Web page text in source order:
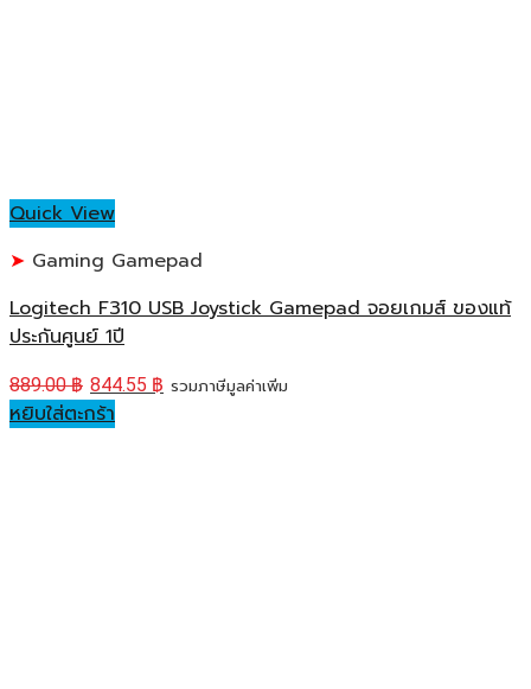
Quick View
Gaming Gamepad
Logitech F310 USB Joystick Gamepad จอยเกมส์ ของแท้
ประกันศูนย์ 1ปี
889.00฿ 844.55 ฿ รวมภาษีมูลค่าเพิ่ม
หยิบใส่ตะกร้า